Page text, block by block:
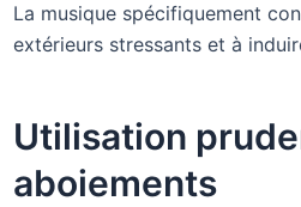
La musique spécifiquement
extérieurs stressants et à
Utilisation
aboiements